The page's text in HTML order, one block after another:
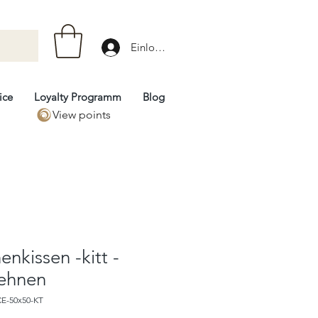
Einloggen
Loyalty Programm
Blog
View points
-kitt -
50x50-KT